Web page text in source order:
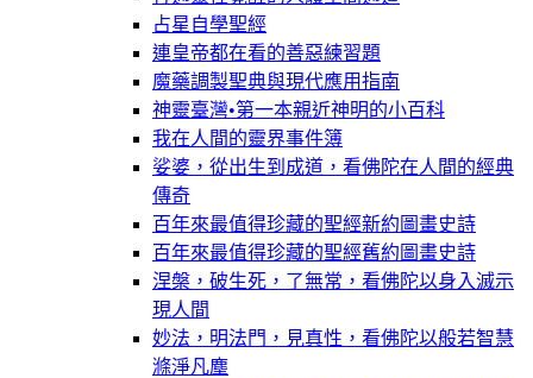
占星自學聖經
連皇帝都在看的善惡練習題
魔藥調製聖典與現代應用指南
神靈臺灣•第一本親近神明的小百科
我在人間的靈界事件簿
娑婆，從出生到成道，看佛陀在人間的經典
傳奇
百年來最值得珍藏的聖經新約圖畫史詩
百年來最值得珍藏的聖經舊約圖畫史詩
涅槃，破生死，了無常，看佛陀以身入滅示
現人間
妙法，明法門，見真性，看佛陀以般若智慧
滌淨凡塵